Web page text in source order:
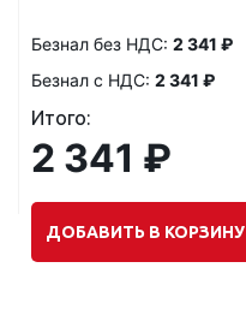
Безнал без НДС: 2 341 ₽
Безнал с НДС: 2 341 ₽
Итого:
2 341 ₽
ДОБАВИТЬ В КОРЗИНУ